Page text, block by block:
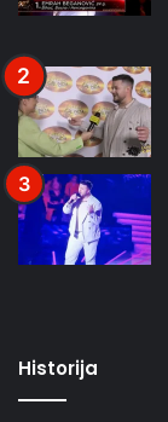
Historija